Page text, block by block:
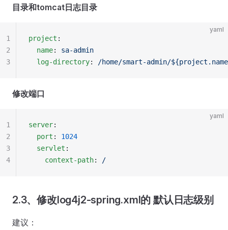
目录和tomcat日志目录
yaml
project :
  name
:
sa-admin
  log-directory
: /home/smart-admin/
1
2
3
修改端口
yaml
server:
  port
:
1024
  servlet
:
    context-path
: /
1
2
3
4
2.3、修改log4j2-spring.xml的 默认日志级别
建议：